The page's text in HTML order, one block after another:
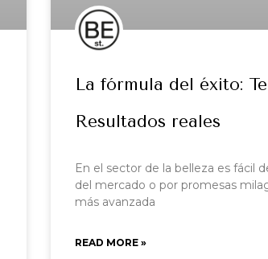
La fórmula del éxito:
Resultados reales
En el sector de la belleza es fácil
del mercado o por promesas
más avanzada
READ MORE »